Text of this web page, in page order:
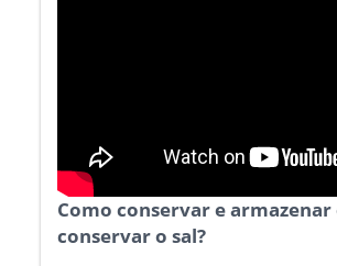
Como conservar e armazenar
conservar o sal?